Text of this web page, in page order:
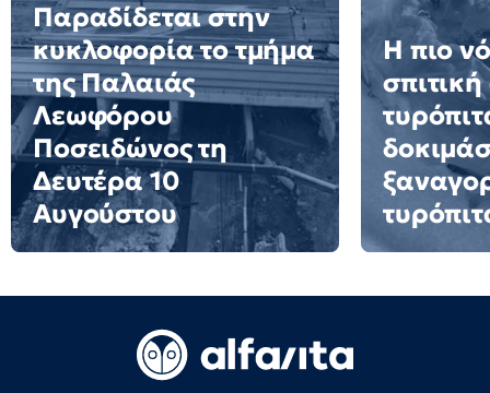
Παραδίδεται στην
κυκλοφορία το τμήμα
της Παλαιάς
Λεωφόρου
Ποσειδώνος τη
Δευτέρα 10
Αυγούστου
Η πιο